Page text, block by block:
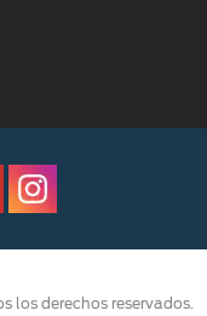
los derechos reservados.